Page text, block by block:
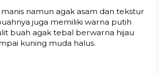
manis namun agak asam dan tekstur
juga memiliki warna putih
buah agak tebal berwarna hijau
kuning muda halus.